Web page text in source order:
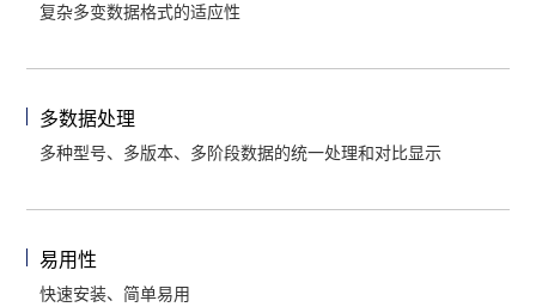
复杂多变数据格式的适应性
多数据处理
多种型号、多版本、多阶段数据的统一处理和对比显示
易用性
快速安装、简单易用